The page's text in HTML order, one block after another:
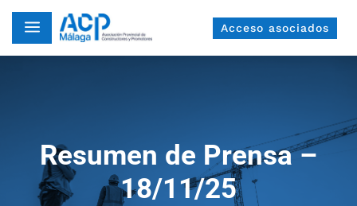
a Acceso asociados
Resumen de Prensa –
18/11/25